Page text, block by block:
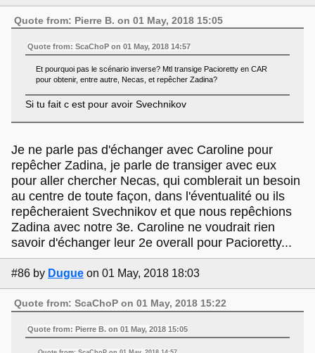
Quote from: Pierre B. on 01 May, 2018 15:05
Quote from: ScaChoP on 01 May, 2018 14:57
Et pourquoi pas le scénario inverse? Mtl transige Pacioretty en CAR
pour obtenir, entre autre, Necas, et repêcher Zadina?
Si tu fait c est pour avoir Svechnikov
Je ne parle pas d'échanger avec Caroline pour
repêcher Zadina, je parle de transiger avec eux
pour aller chercher Necas, qui comblerait un besoin
au centre de toute façon, dans l'éventualité ou ils
repêcheraient Svechnikov et que nous repêchions
Zadina avec notre 3e. Caroline ne voudrait rien
savoir d'échanger leur 2e overall pour Pacioretty...
#86 by Dugue on 01 May, 2018 18:03
Quote from: ScaChoP on 01 May, 2018 15:22
Quote from: Pierre B. on 01 May, 2018 15:05